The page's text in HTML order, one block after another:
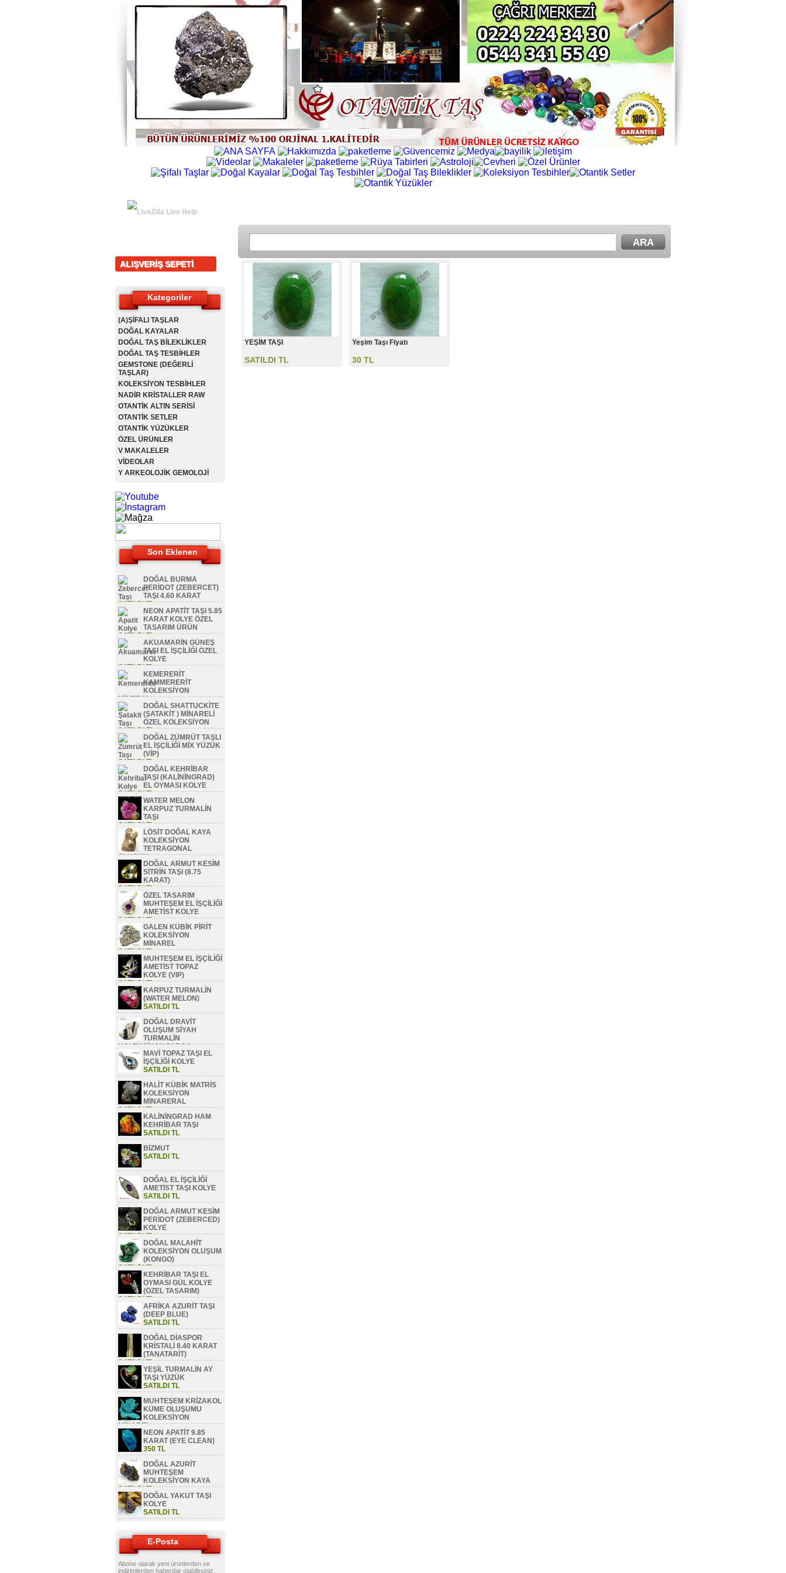
ALIŞVERİŞ SEPETİ
Kategoriler
(A)ŞİFALI TAŞLAR
DOĞAL KAYALAR
DOĞAL TAŞ BİLEKLİKLER
DOĞAL TAŞ TESBİHLER
GEMSTONE (DEĞERLİ
TAŞLAR)
KOLEKSİYON TESBİHLER
NADİR KRİSTALLER RAW
OTANTİK ALTIN SERİSİ
OTANTİK SETLER
OTANTİK YÜZÜKLER
ÖZEL ÜRÜNLER
V MAKALELER
VİDEOLAR
Y ARKEOLOJİK GEMOLOJİ
Son Eklenen
DOĞAL BURMA
PERİDOT (ZEBERCET)
TAŞI 4.60 KARAT
SATILDI TL
NEON APATİT TAŞI 5.85
KARAT KOLYE ÖZEL
TASARIM ÜRÜN
SATILDI TL
AKUAMARİN GÜNEŞ
TAŞI EL İŞÇİLİĞİ ÖZEL
KOLYE
SATILDI TL
KEMERERİT
KAMMERERİT
KOLEKSİYON
MİNERAL
SATILDI TLDOĞAL SHATTUCKİTE
(ŞATAKİT ) MİNARELİ
ÖZEL KOLEKSİYON
SATILDI TL
DOĞAL ZÜMRÜT TAŞLI
EL İŞÇİLİĞİ MİX YÜZÜK
(VİP)
SATILDI TL
DOĞAL KEHRİBAR
TAŞI (KALİNİNGRAD)
EL OYMASI KOLYE
SATILDI TL
WATER MELON
KARPUZ TURMALİN
TAŞI
SATILDI TL
LÖSİT DOĞAL KAYA
KOLEKSİYON
TETRAGONAL
OLUŞUM
SATILDI TLDOĞAL ARMUT KESİM
SİTRİN TAŞI (8.75
KARAT)
SATILDI TL
ÖZEL TASARIM
MUHTEŞEM EL İŞÇİLİĞİ
AMETİST KOLYE
SATILDI TL
GALEN KÜBİK PİRİT
KOLEKSİYON
MİNAREL
SATILDI TL
MUHTEŞEM EL İŞÇİLİĞİ
AMETİST TOPAZ
KOLYE (VIP)
SATILDI TL
KARPUZ TURMALİN
(WATER MELON)
SATILDI TL
DOĞAL DRAVİT
OLUŞUM SİYAH
TURMALİN
KOLEKSİYON PARÇA
SATILDI TLMAVİ TOPAZ TAŞI EL
İŞÇİLİĞİ KOLYE
SATILDI TL
HALİT KÜBİK MATRİS
KOLEKSİYON
MİNARERAL
SATILDI TL
KALİNİNGRAD HAM
KEHRİBAR TAŞI
SATILDI TL
BİZMUT
SATILDI TL
DOĞAL EL İŞÇİLİĞİ
AMETİST TAŞI KOLYE
SATILDI TL
DOĞAL ARMUT KESİM
PERİDOT (ZEBERCED)
KOLYE
SATILDI TL
DOĞAL MALAHİT
KOLEKSİYON OLUŞUM
(KONGO)
SATILDI TL
KEHRİBAR TAŞI EL
OYMASI GÜL KOLYE
(ÖZEL TASARIM)
SATILDI TL
AFRİKA AZURİT TAŞI
(DEEP BLUE)
SATILDI TL
DOĞAL DİASPOR
KRİSTALİ 8.40 KARAT
(TANATARİT)
SATILDI TL
YEŞİL TURMALİN AY
TAŞI YÜZÜK
SATILDI TL
MUHTEŞEM KRİZAKOL
KÜME OLUŞUMU
KOLEKSİYON
MİNAREL
SATILDI TLNEON APATİT 9.85
KARAT (EYE CLEAN)
350 TL
DOĞAL AZURİT
MUHTEŞEM
KOLEKSİYON KAYA
SATILDI TL
DOĞAL YAKUT TAŞI
KOLYE
SATILDI TL
E-Posta
Abone olarak yeni ürünlerden ve
indirimlerden haberdar olabilirsiniz.
YEŞİM TAŞI
SATILDI TL
Yeşim Taşı Fiyatı
30 TL